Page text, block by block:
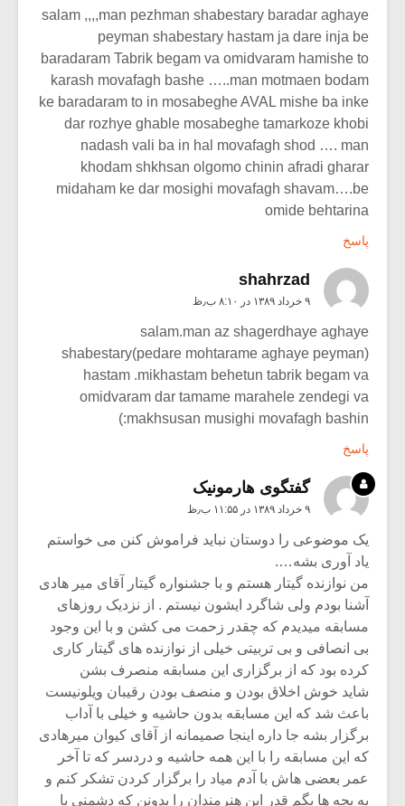
salam ,,,,man pezhman shabestary baradar aghaye
peyman shabestary hastam ja dare inja be
baradaram Tabrik begam va omidvaram hamishe to
karash movafagh bashe …..man motmaen bodam
ke baradaram to in mosabeghe AVAL mishe ba inke
dar rozhye ghable mosabeghe tamarkoze khobi
nadash vali ba in hal movafagh shod …. man
khodam shkhsan olgomo chinin afradi gharar
midaham ke dar mosighi movafagh shavam….be
omide behtarina
پاسخ
shahrzad
۹ خرداد ۱۳۸۹ در ۸:۱۰ ب٫ظ
salam.man az shagerdhaye aghaye
shabestary(pedare mohtarame aghaye peyman)
hastam .mikhastam behetun tabrik begam va
omidvaram dar tamame marahele zendegi va
makhsusan musighi movafagh bashin:)
پاسخ
گفتگوی هارمونیک
۹ خرداد ۱۳۸۹ در ۱۱:۵۵ ب٫ظ
یک موضوعی را دوستان نباید فراموش کنن می خواستم
یاد آوری بشه….
من نوازنده گیتار هستم و با جشنواره گیتار آقای میر هادی
آشنا بودم ولی شاگرد ایشون نیستم . از نزدیک روزهای
مسابقه میدیدم که چقدر زحمت می کشن و با این وجود
بی انصافی و بی تربیتی خیلی از نوازنده های گیتار کاری
کرده بود که از برگزاری این مسابقه منصرف بشن
شاید خوش اخلاق بودن و منصف بودن رقیبان ویلونیست
باعث شد که این مسابقه بدون حاشیه و خیلی با آداب
برگزار بشه جا داره اینجا صمیمانه از آقای کیوان میرهادی
که این مسابقه را با این همه حاشیه و دردسر که تا آخر
عمر بعضی هاش با آدم میاد را برگزار کردن تشکر کنم و
به بچه ها بگم قدر این هنرمندان را بدونن که دشمنی با